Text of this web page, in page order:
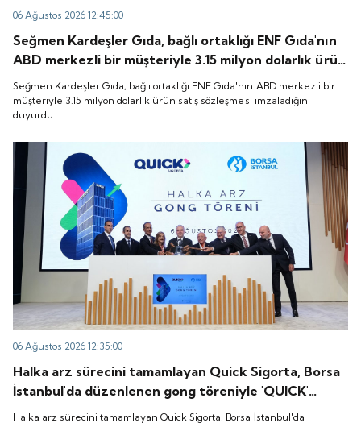
06 Ağustos 2026 12:45:00
Seğmen Kardeşler Gıda, bağlı ortaklığı ENF Gıda'nın
ABD merkezli bir müşteriyle 3.15 milyon dolarlık ürün
satış sözleşmesi imzaladığını duyurdu.
Seğmen Kardeşler Gıda, bağlı ortaklığı ENF Gıda'nın ABD merkezli bir
müşteriyle 3.15 milyon dolarlık ürün satış sözleşmesi imzaladığını
duyurdu.
06 Ağustos 2026 12:35:00
Halka arz sürecini tamamlayan Quick Sigorta, Borsa
İstanbul'da düzenlenen gong töreniyle 'QUICK'
koduyla işlem görmeye başladı.
Halka arz sürecini tamamlayan Quick Sigorta, Borsa İstanbul'da